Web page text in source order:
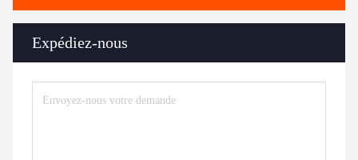
Expédiez-nous